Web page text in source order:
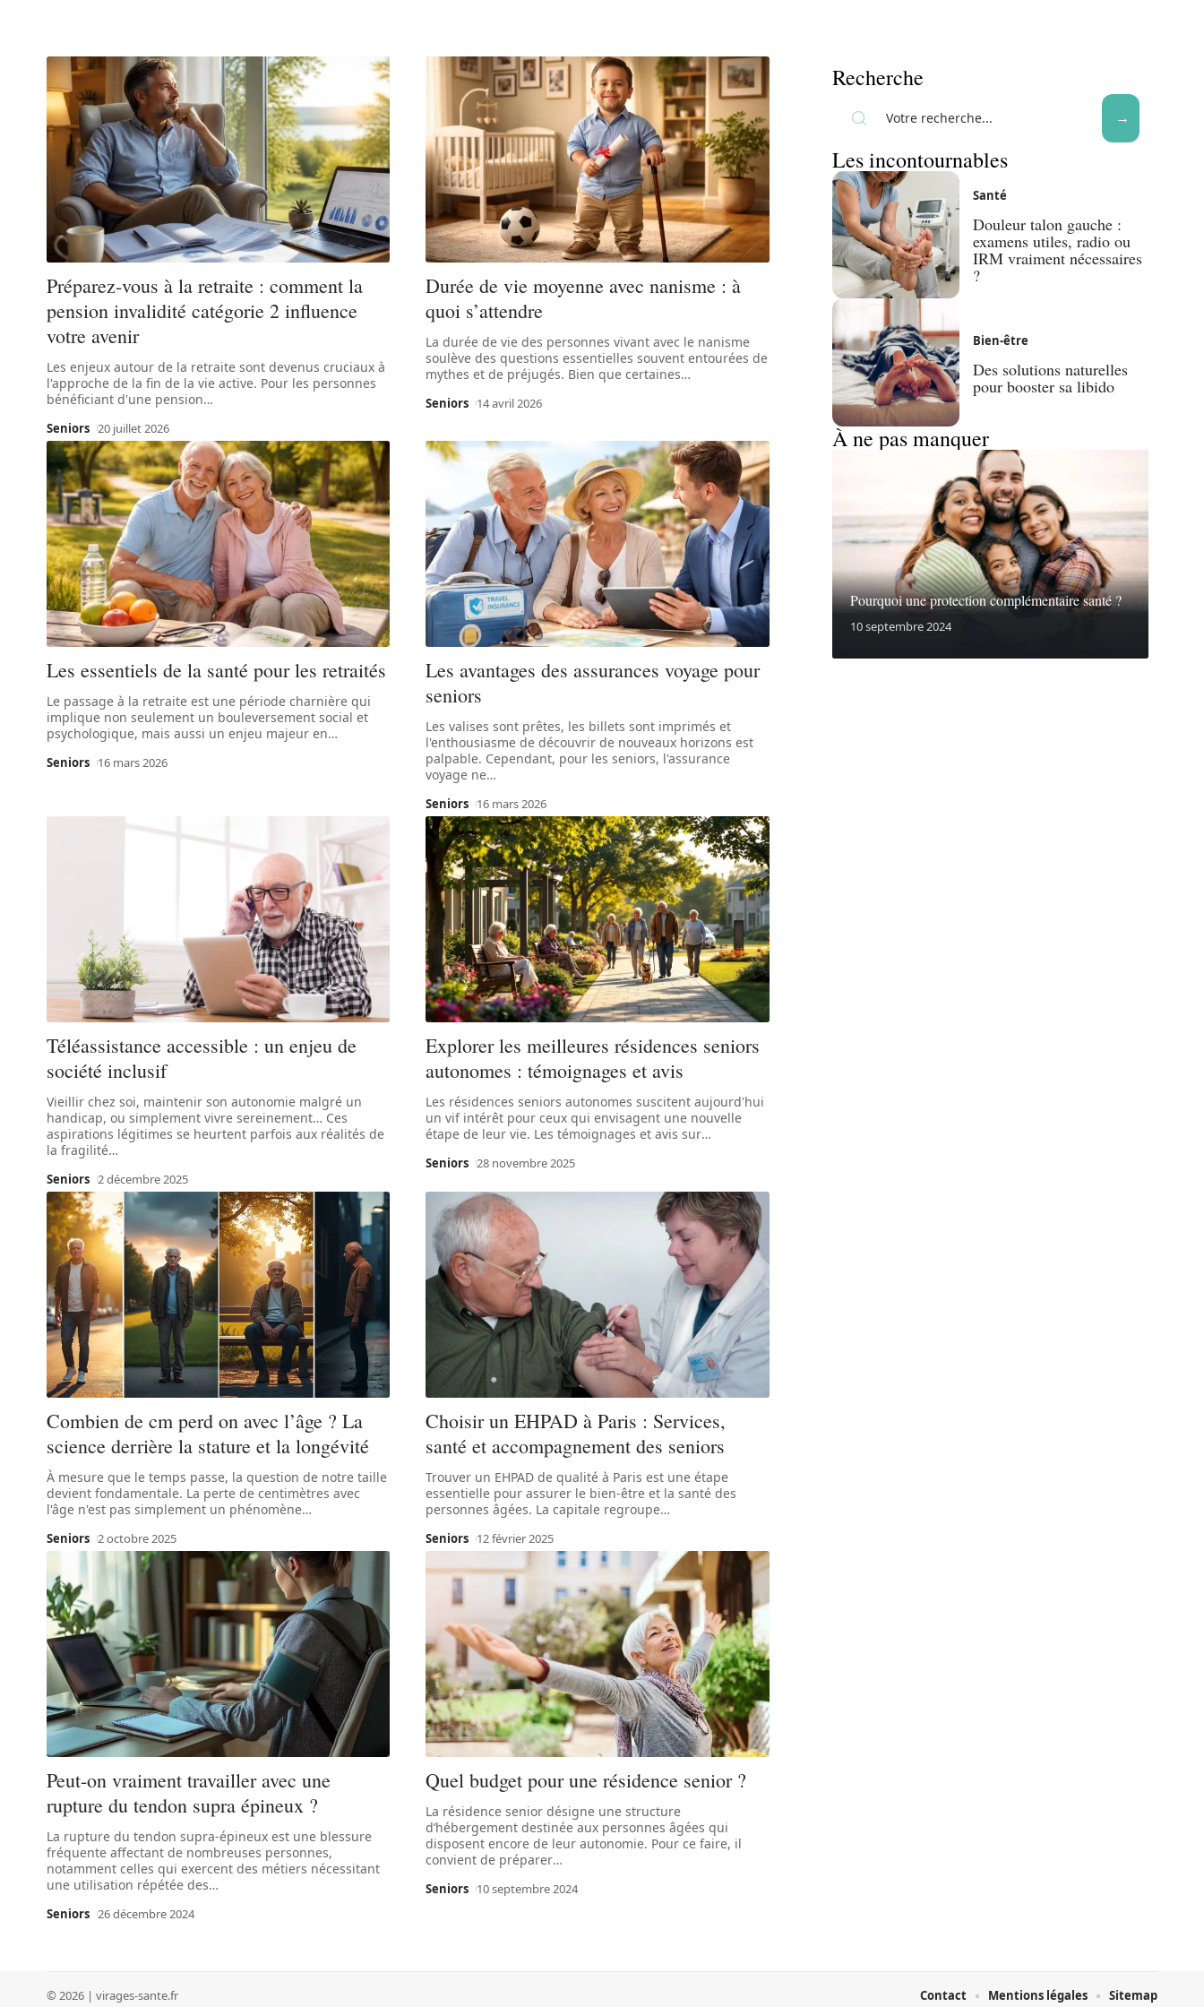
Préparez-vous à la retraite : comment la
pension invalidité catégorie 2 influence
votre avenir
Les enjeux autour de la retraite sont devenus cruciaux à
l'approche de la fin de la vie active. Pour les personnes
bénéficiant d'une pension…
Seniors 20 juillet 2026
Durée de vie moyenne avec nanisme : à
quoi s’attendre
La durée de vie des personnes vivant avec le nanisme
soulève des questions essentielles souvent entourées de
mythes et de préjugés. Bien que certaines…
Seniors 14 avril 2026
Les essentiels de la santé pour les retraités
Le passage à la retraite est une période charnière qui
implique non seulement un bouleversement social et
psychologique, mais aussi un enjeu majeur en…
Seniors 16 mars 2026
Les avantages des assurances voyage pour
seniors
Les valises sont prêtes, les billets sont imprimés et
l'enthousiasme de découvrir de nouveaux horizons est
palpable. Cependant, pour les seniors, l'assurance
voyage ne…
Seniors 16 mars 2026
Téléassistance accessible : un enjeu de
société inclusif
Vieillir chez soi, maintenir son autonomie malgré un
handicap, ou simplement vivre sereinement… Ces
aspirations légitimes se heurtent parfois aux réalités de
la fragilité…
Seniors 2 décembre 2025
Explorer les meilleures résidences seniors
autonomes : témoignages et avis
Les résidences seniors autonomes suscitent aujourd'hui
un vif intérêt pour ceux qui envisagent une nouvelle
étape de leur vie. Les témoignages et avis sur…
Seniors 28 novembre 2025
Combien de cm perd on avec l’âge ? La
science derrière la stature et la longévité
À mesure que le temps passe, la question de notre taille
devient fondamentale. La perte de centimètres avec
l'âge n'est pas simplement un phénomène…
Seniors 2 octobre 2025
Choisir un EHPAD à Paris : Services,
santé et accompagnement des seniors
Trouver un EHPAD de qualité à Paris est une étape
essentielle pour assurer le bien-être et la santé des
personnes âgées. La capitale regroupe…
Seniors 12 février 2025
Peut-on vraiment travailler avec une
rupture du tendon supra épineux ?
La rupture du tendon supra-épineux est une blessure
fréquente affectant de nombreuses personnes,
notamment celles qui exercent des métiers nécessitant
une utilisation répétée des…
Seniors 26 décembre 2024
Quel budget pour une résidence senior ?
La résidence senior désigne une structure
d’hébergement destinée aux personnes âgées qui
disposent encore de leur autonomie. Pour ce faire, il
convient de préparer…
Seniors 10 septembre 2024
Recherche
Les incontournables
Santé
Douleur talon gauche :
examens utiles, radio ou
IRM vraiment nécessaires
?
Bien-être
Des solutions naturelles
pour booster sa libido
À ne pas manquer
Pourquoi une protection complémentaire santé ?
10 septembre 2024
© 2026 | virages-sante.fr Contact Mentions légales Sitemap